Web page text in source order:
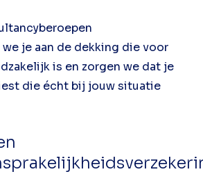
je aan de dekking die voor
is en zorgen we dat je
die écht bij jouw situatie